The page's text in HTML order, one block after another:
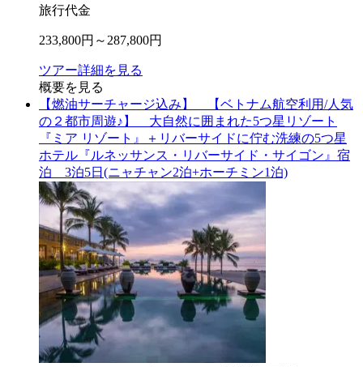
旅行代金
233,800円～ 287,800円
ツアー詳細を見る
概要を見る
【燃油サーチャージ込み】 【ベトナム航空利用/人気
の２都市周遊♪】 大自然に囲まれた5つ星リゾート
『ミア リゾート』＋リバーサイドに佇む洗練の5つ星
ホテル『ルネッサンス・リバーサイド・サイゴン』宿
泊 3泊5日(ニャチャン2泊+ホーチミン1泊)